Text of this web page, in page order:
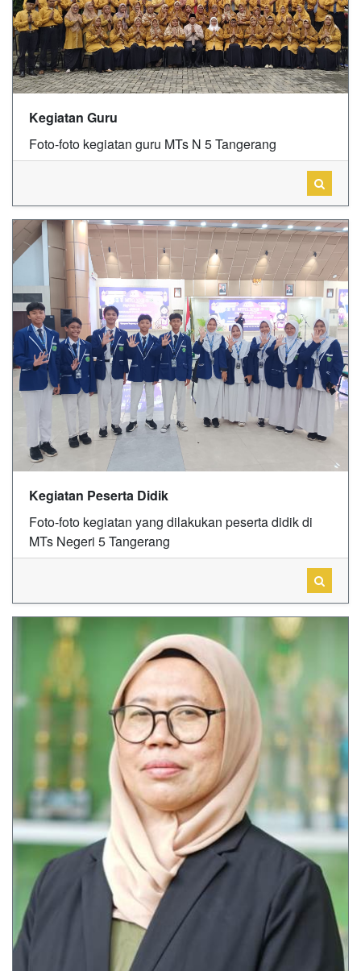
Kegiatan Guru
Foto-foto kegiatan guru MTs N 5 Tangerang
Kegiatan Peserta Didik
Foto-foto kegiatan yang dilakukan peserta didik di
MTs Negeri 5 Tangerang